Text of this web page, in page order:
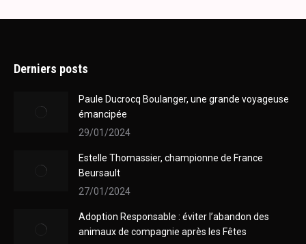
Derniers posts
Paule Ducrocq Boulanger, une grande voyageuse
émancipée
29/01/2024
Estelle Thomassier, championne de France
Beursault
27/01/2024
Adoption Responsable : éviter l’abandon des
animaux de compagnie après les Fêtes